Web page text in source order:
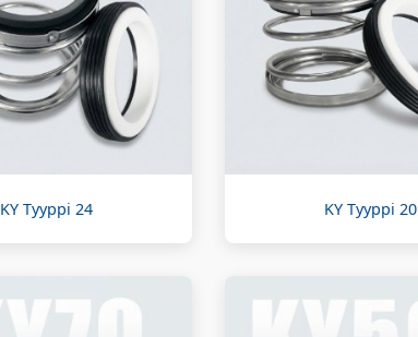
KY Tyyppi 24 KY Tyyppi 20